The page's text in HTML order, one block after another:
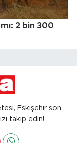
2 bin 300
Eskişehir son
takip edin!